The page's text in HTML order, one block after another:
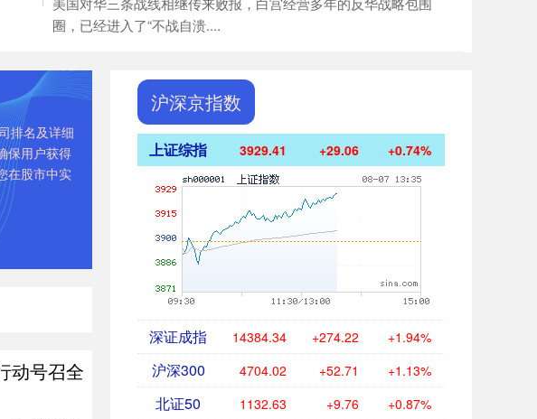
圈，已经进入了“不战自溃....
排名及详细
保用户获得
在股市中实
动号召全
沪深京指数
上证综指 3929.41 +29.06 +0.74%
深证成指 14384.34 +274.22 +1.94%
沪深300 4704.02 +52.71 +1.13%
北证50 1132.63 +9.76 +0.87%